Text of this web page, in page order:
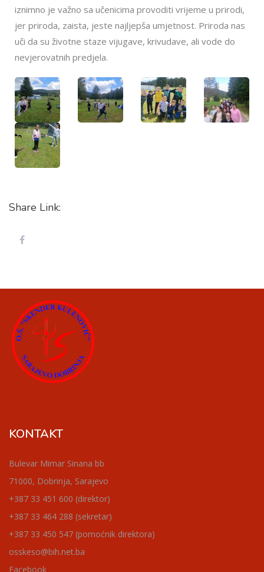
iznimno je važno sa učenicima provoditi vrijeme u prirodi,
jer priroda, zaista, jeste najljepša umjetnost. Priroda nas
uči da su životne staze vijugave, krivudave, ali vode do
nevjerovatnih predjela.
Share Link:
KONTAKT
Bulevar Mimar Sinana bb
71000, Dobrinja, Sarajevo
+387 33 451 600 (direktor)
+387 33 464 288 (sekretar)
+387 33 450 547 (pomoćnik direktora)
osskeso@bih.net.ba
Facebook